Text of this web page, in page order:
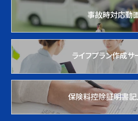
事故時対応動
ライフプラン作成サ
保険料控除証明書